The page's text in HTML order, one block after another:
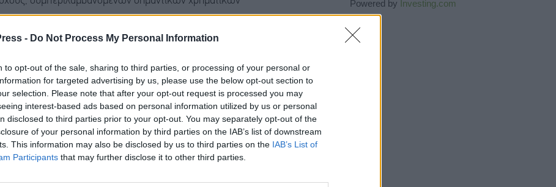
- Do Not Process My Personal Information
to opt-out of the sale, sharing to third parties, or processing of your personal or
for targeted advertising by us, please use the below opt-out section to
selection. Please note that after your opt-out request is processed you may
interest-based ads based on personal information utilized by us or personal
disclosed to third parties prior to your opt-out. You may separately opt-out of the
of your personal information by third parties on the IAB’s list of downstream
This information may also be disclosed by us to third parties on the IAB’s List of
Participants that may further disclose it to other third parties.
μιας διαδικασίας που ανακοινώθηκε τον
τους μετόχους του ΟΠΑΠ στην Έκτακτη Γενική
των μετόχων του ΟΠΑΠ προς τη συναλλαγή
που αντιπροσωπεύουν περισσότερο από το 93%
επένδυση τους στη συνενωμένη εταιρεία, έπειτα
αριθμό μετόχων.
από τους μετόχους που άσκησαν το δικαίωμα
Powered by Investing.com